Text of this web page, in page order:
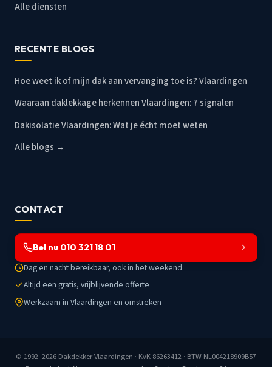
Alle diensten
RECENTE BLOGS
Hoe weet ik of mijn dak aan vervanging toe is? Vlaardingen
Waaraan daklekkage herkennen Vlaardingen: 7 signalen
Dakisolatie Vlaardingen: Wat je écht moet weten
Alle blogs →
CONTACT
Bel nu 010 321 18 01
Dag en nacht bereikbaar, ook in het weekend
Altijd een gratis, vrijblijvende offerte
Werkzaam in Vlaardingen en omstreken
© 1992–2026 Dakdekker Vlaardingen · KvK 86263412 · BTW NL004218909B57